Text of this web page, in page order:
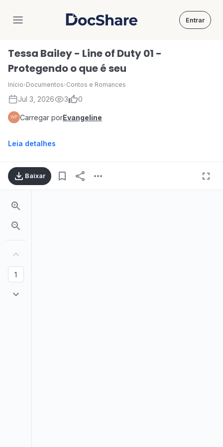
DocShare Entrar
Tessa Bailey - Line of Duty 01 -
Protegendo o que é seu
Início›Documentos›Contos e Romances
Jul 3, 2026 3 0
Carregar porEvangeline
Leia detalhes
Baixar